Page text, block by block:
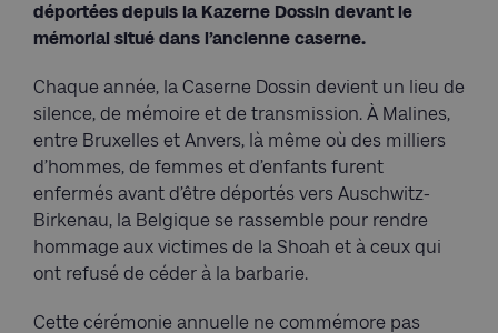
déportées depuis la Kazerne Dossin devant le
mémorial situé dans l’ancienne caserne.
Chaque année, la Caserne Dossin devient un lieu de
silence, de mémoire et de transmission. À Malines,
entre Bruxelles et Anvers, là même où des milliers
d’hommes, de femmes et d’enfants furent
enfermés avant d’être déportés vers Auschwitz-
Birkenau, la Belgique se rassemble pour rendre
hommage aux victimes de la Shoah et à ceux qui
ont refusé de céder à la barbarie.
Cette cérémonie annuelle ne commémore pas